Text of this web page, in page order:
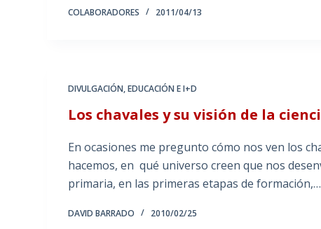
COLABORADORES 2011/04/13
DIVULGACIÓN,EDUCACIÓN E I+D
Los chavales y su visión de la
En ocasiones me pregunto cómo nos ven los
hacemos, en qué universo creen que nos
primaria, en las primeras etapas de formación,…
DAVID BARRADO 2010/02/25